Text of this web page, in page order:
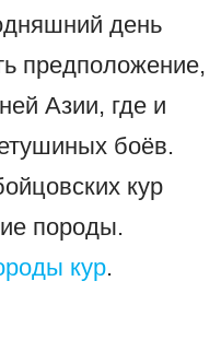
день
предположение,
Азии, где и
боёв.
кур
породы.
кур.